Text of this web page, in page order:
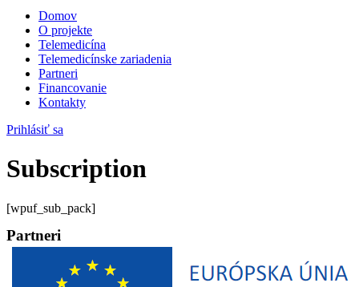
Domov
O projekte
Telemedicína
Telemedicínske zariadenia
Partneri
Financovanie
Kontakty
Prihlásiť sa
Subscription
[wpuf_sub_pack]
Partneri